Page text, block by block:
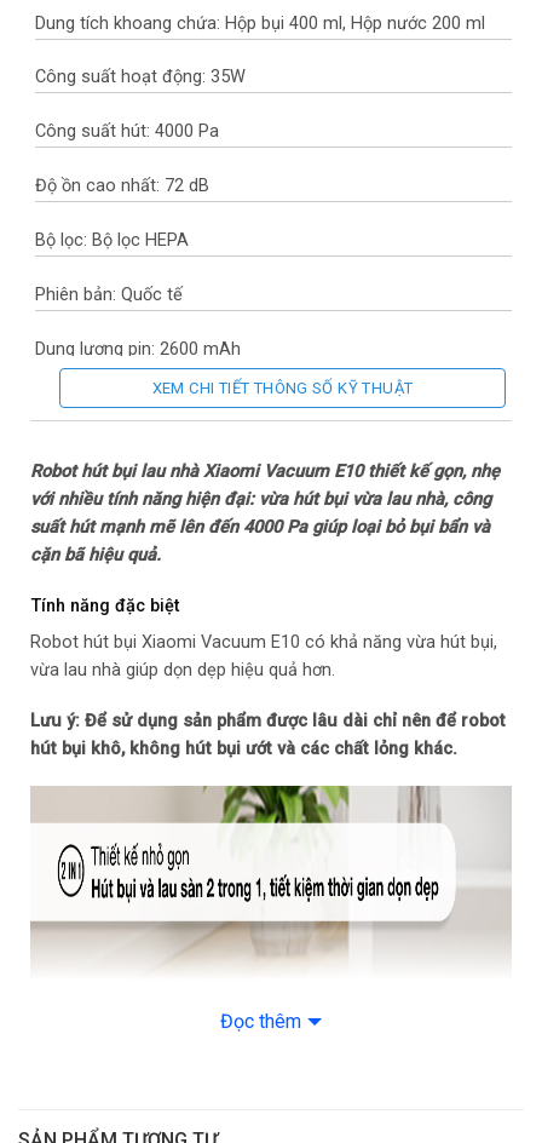
Dung tích khoang chứa: Hộp bụi 400 ml, Hộp nước 200 ml
Công suất hoạt động: 35W
Công suất hút: 4000 Pa
Độ ồn cao nhất: 72 dB
Bộ lọc: Bộ lọc HEPA
Phiên bản: Quốc tế
Dung lượng pin: 2600 mAh
Thời gian sử dụng: Sạc khoảng 4.5 – 5.5 giờ, Dùng khoảng 110
Thương hiệu của: Trung Quốc
Nơi sản xuất: Trung Quốc
Năm ra mắt: 2023
Công nghệ và tiện ích
Gyroscope
Tiện ích: Cảm biến chống rơi, chống va chạm
– Điều khiển qua kết nối trên điện thoại thông minh
– Tự quay về đế/trạm sạc
– Tương thích với trợ lý ảo
XEM CHI TIẾT THÔNG SỐ KỸ THUẬT
Robot hút bụi lau nhà Xiaomi Vacuum E10 thiết kế gọn, nhẹ
với nhiều tính năng hiện đại: vừa hút bụi vừa lau nhà, công
suất hút mạnh mẽ lên đến 4000 Pa giúp loại bỏ bụi bẩn và
cặn bã hiệu quả.
Tính năng đặc biệt
Robot hút bụi Xiaomi Vacuum E10 có khả năng vừa hút bụi,
vừa lau nhà giúp dọn dẹp hiệu quả hơn.
Lưu ý: Để sử dụng sản phẩm được lâu dài chỉ nên để robot
hút bụi khô, không hút bụi ướt và các chất lỏng khác.
Đọc thêm